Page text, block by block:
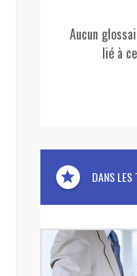
Aucun
lié à
star DANS LES